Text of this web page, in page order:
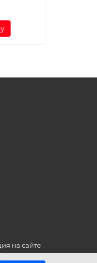
на сайте
в товаре